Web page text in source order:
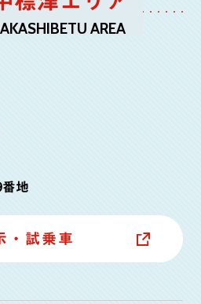
AREA
地
・試乗車